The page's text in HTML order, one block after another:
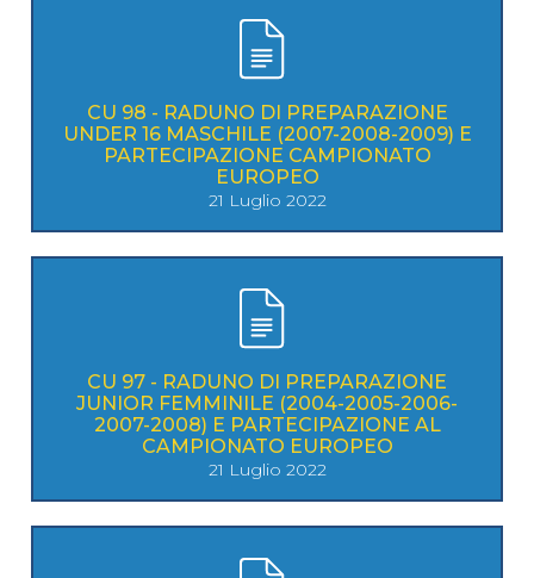
CU 98 - RADUNO DI PREPARAZIONE
UNDER 16 MASCHILE (2007-2008-2009) E
PARTECIPAZIONE CAMPIONATO
EUROPEO
21 Luglio 2022
CU 97 - RADUNO DI PREPARAZIONE
JUNIOR FEMMINILE (2004-2005-2006-
2007-2008) E PARTECIPAZIONE AL
CAMPIONATO EUROPEO
21 Luglio 2022